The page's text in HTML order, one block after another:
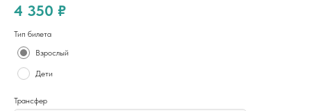
4 350 ₽
Тип билета
Взрослый
Дети
Трансфер